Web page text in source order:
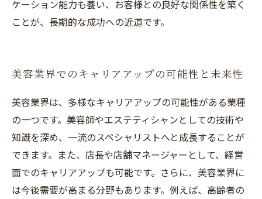
ケーション能力も養い、お客様との良好な関係性を築く
ことが、長期的な成功への近道です。
美容業界でのキャリアアップの可能性と未来性
美容業界は、多様なキャリアアップの可能性がある業種
の一つです。美容師やエステティシャンとしての技術や
知識を深め、一流のスペシャリストへと成長することが
できます。また、店長や店舗マネージャーとして、経営
面でのキャリアアップも可能です。さらに、美容業界に
は今後需要が高まる分野もあります。例えば、高齢者の